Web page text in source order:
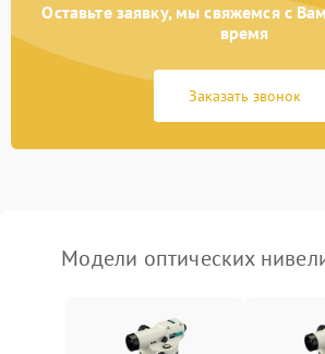
Царапины на линзах 2500 ₽
Потеря резкости 2000 ₽
Искажение изображения 2000 ₽
Оставьте заявку, мы свяжемся с
время
Заказать звонок
Модели оптических